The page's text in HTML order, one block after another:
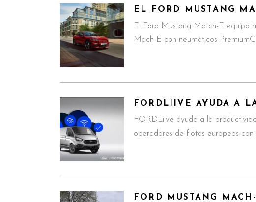
EL FORD MUSTANG
El Ford Mustang Match-E equipa
Mach-E con neumáticos
FORDLIIVE AYUDA A
FORDLiive ayuda a la
operadores de flotas europeos
FORD MUSTANG